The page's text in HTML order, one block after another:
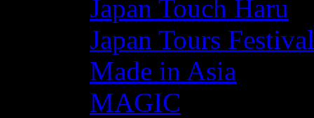
Japan Touch Haru
Japan Tours Festival
Made in Asia
MAGIC